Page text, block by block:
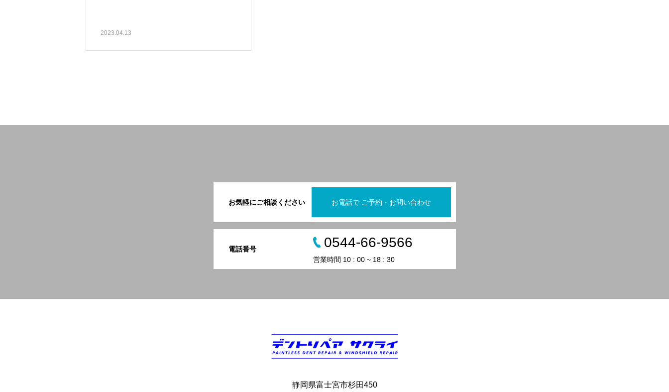
2023.04.13
お気軽にご相談ください お電話で ご予約・お問い合わせ
電話番号 0544-66-9566
営業時間 10 : 00 ~ 18 : 30
静岡県富士宮市杉田450